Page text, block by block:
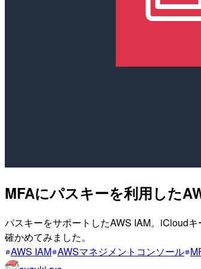
MFAにパスキーを利用した
パスキーをサポートしたAWS IAM。iCloud
確かめてみました。
AWS IAM AWSマネジメントコンソール